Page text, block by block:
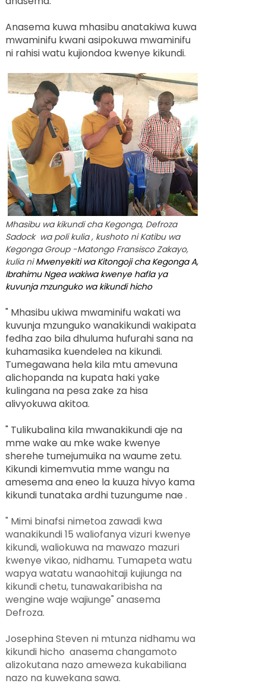
Anasema kuwa mhasibu anatakiwa kuwa
mwaminifu kwani asipokuwa mwaminifu
ni rahisi watu kujiondoa kwenye kikundi.
Mhasibu wa kikundi cha Kegonga, Defroza
Sadock wa poli kulia , kushoto ni Katibu wa
Kegonga Group -Matongo Fransisco Zakayo,
kulia niMwenyekiti wa Kitongoji cha Kegonga A,
Ibrahimu Ngea wakiwa kwenye hafla ya
kuvunja mzunguko wa kikundi hicho
" Mhasibu ukiwa mwaminifu wakati wa
kuvunja mzunguko wanakikundi wakipata
fedha zao bila dhuluma hufurahi sana na
kuhamasika kuendelea na kikundi.
Tumegawana hela kila mtu amevuna
alichopanda na kupata haki yake
kulingana na pesa zake za hisa
alivyokuwa akitoa.
" Tulikubalina kila mwanakikundi aje na
mme wake au mke wake kwenye
sherehe tumejumuika na waume zetu.
Kikundi kimemvutia mme wangu na
amesema ana eneo la kuuza hivyo kama
kikundi tunataka ardhi tuzungume nae .
" Mimi binafsi nimetoa zawadi kwa
wanakikundi 15 waliofanya vizuri kwenye
kikundi, waliokuwa na mawazo mazuri
kwenye vikao, nidhamu. Tumapeta watu
wapya watatu wanaohitaji kujiunga na
kikundi chetu, tunawakaribisha na
wengine waje wajiunge" anasema
Defroza.
Josephina Steven ni mtunza nidhamu wa
kikundi hicho anasema changamoto
alizokutana nazo ameweza kukabiliana
nazo na kuwekana sawa.